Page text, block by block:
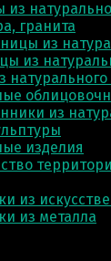
из
гранита
из
из
из
изделия
из
из металла